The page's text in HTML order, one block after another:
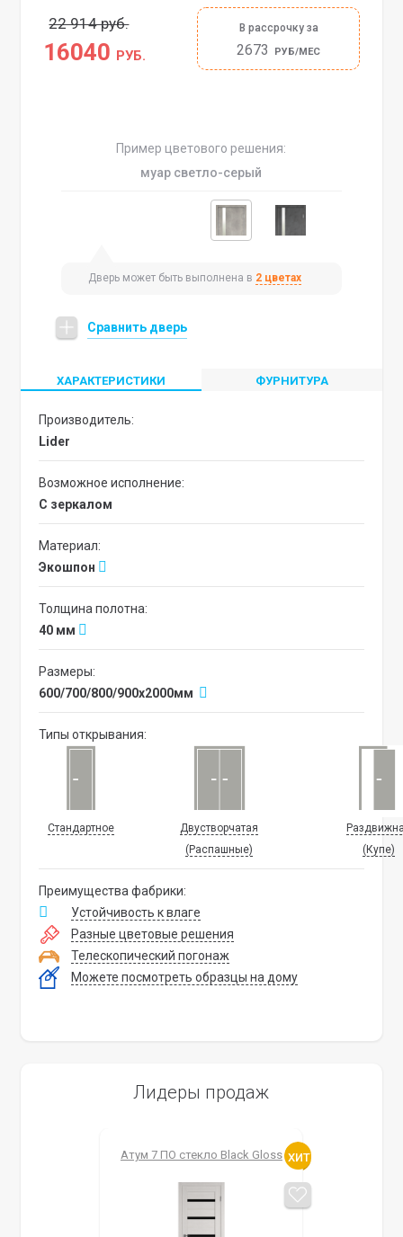
22 914 руб.
16040 РУБ.
В рассрочку за
2673 РУБ/МЕС
Пример цветового решения:
муар светло-серый
Дверь может быть выполнена в 2 цветах
Сравнить дверь
ХАРАКТЕРИСТИКИ ФУРНИТУРА
Производитель:
Lider
Возможное исполнение:
с зеркалом
Материал:
Экошпон
Толщина полотна:
40 мм
Размеры:
600/700/800/900x2000мм
Типы открывания:
Стандартное
Двустворчатая
(Распашные)
(Купе)
Преимущества фабрики:
Устойчивость к влаге
Разные цветовые решения
Телескопический погонаж
Можете посмотреть образцы на дому
Лидеры продаж
Атум 7 ПО стекло Black Gloss